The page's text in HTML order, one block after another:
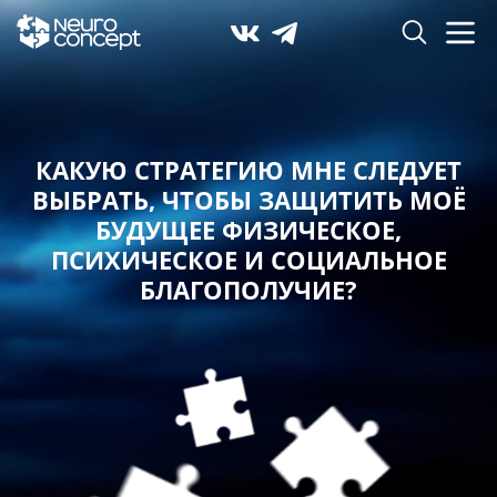
КАКУЮ СТРАТЕГИЮ МНЕ СЛЕДУЕТ
ВЫБРАТЬ,ЧТОБЫ ЗАЩИТИТЬ МОЁ
БУДУЩЕЕ ФИЗИЧЕСКОЕ,
ПСИХИЧЕСКОЕ И СОЦИАЛЬНОЕ
БЛАГОПОЛУЧИЕ?